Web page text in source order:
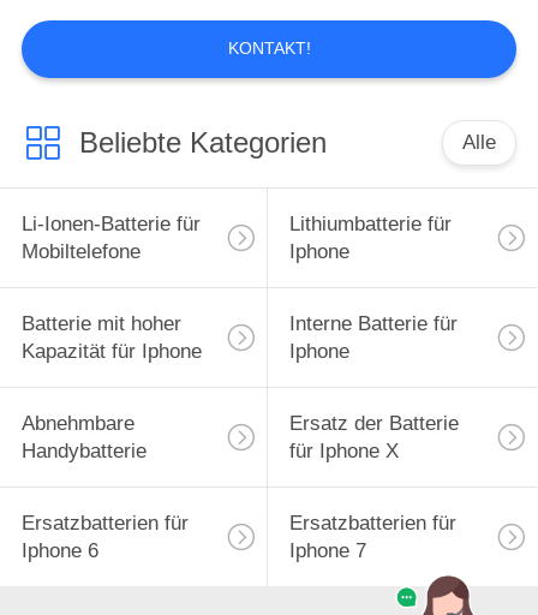
KONTAKT!
Beliebte Kategorien Alle
Li-Ionen-Batterie für
Mobiltelefone
Lithiumbatterie für
Iphone
Batterie mit hoher
Kapazität für Iphone
Interne Batterie für
Iphone
Abnehmbare
Handybatterie
Ersatz der Batterie
für Iphone X
Ersatzbatterien für
Iphone 6
Ersatzbatterien für
Iphone 7